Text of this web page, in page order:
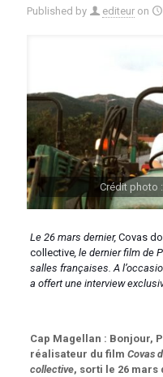
Published by editeur on
Crédit photo
Le 26 mars dernier, Covas
collective, le dernier film de
salles françaises. A
a offert une interview
Cap Magellan : Bonjour,
réalisateur du film Covas
collective, sorti le 26 mars